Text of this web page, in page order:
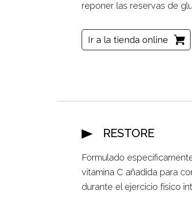
reponer las reservas de
Ir a la tienda online
RESTORE
Formulado
vitamina C añadida para
durante el ejercicio físico